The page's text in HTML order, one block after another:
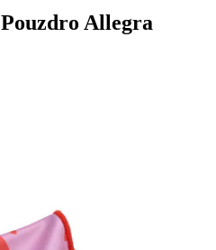
Pouzdro Allegra